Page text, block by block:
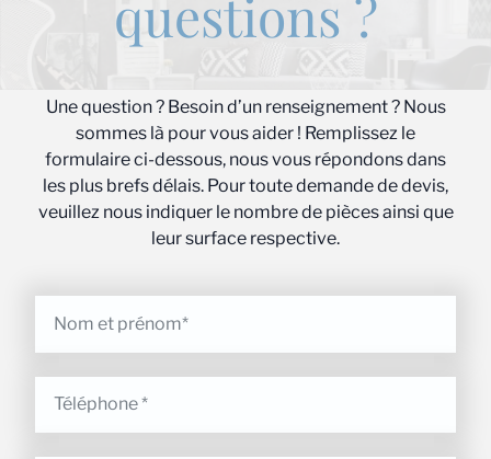
questions ?
Une question ? Besoin d’un renseignement ? Nous
sommes là pour vous aider ! Remplissez le
formulaire ci-dessous, nous vous répondons dans
les plus brefs délais. Pour toute demande de devis,
veuillez nous indiquer le nombre de pièces ainsi que
leur surface respective.